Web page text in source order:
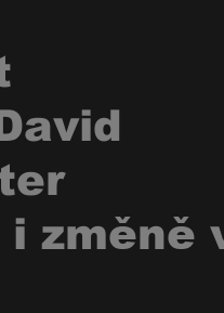
změně